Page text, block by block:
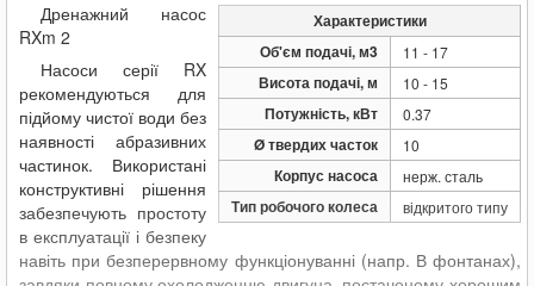
Характеристики
Об'єм подачі, м3
11 - 17
Висота подачі, м 10 - 15
Потужність, кВт 0.37
Ø твердих часток 10
Корпус насоса нерж. сталь
Тип робочого колеса відкритого типу
Дренажний насос
RXm 2
Насоси серії RX
рекомендуються для
підйому чистої води без
наявності абразивних
частинок. Використані
конструктивні рішення
забезпечують простоту
в експлуатації і безпеку
навіть при безперервному функціонуванні (напр. В фонтанах),